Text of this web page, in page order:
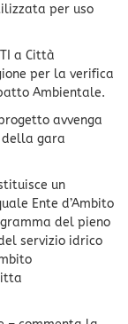
per uso
a Città
per la verifica
Ambientale.
avvenga
della gara
un
Ente d’Ambito
del pieno
servizio idrico